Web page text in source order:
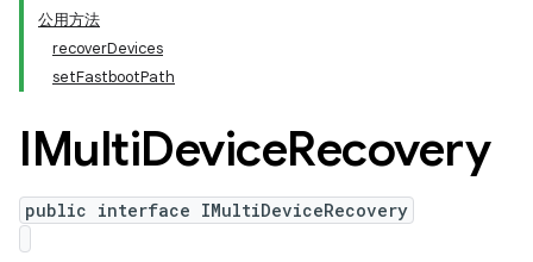
公用方法
recoverDevices
setFastbootPath
IMultiDeviceRecovery
public interface IMultiDeviceRecovery